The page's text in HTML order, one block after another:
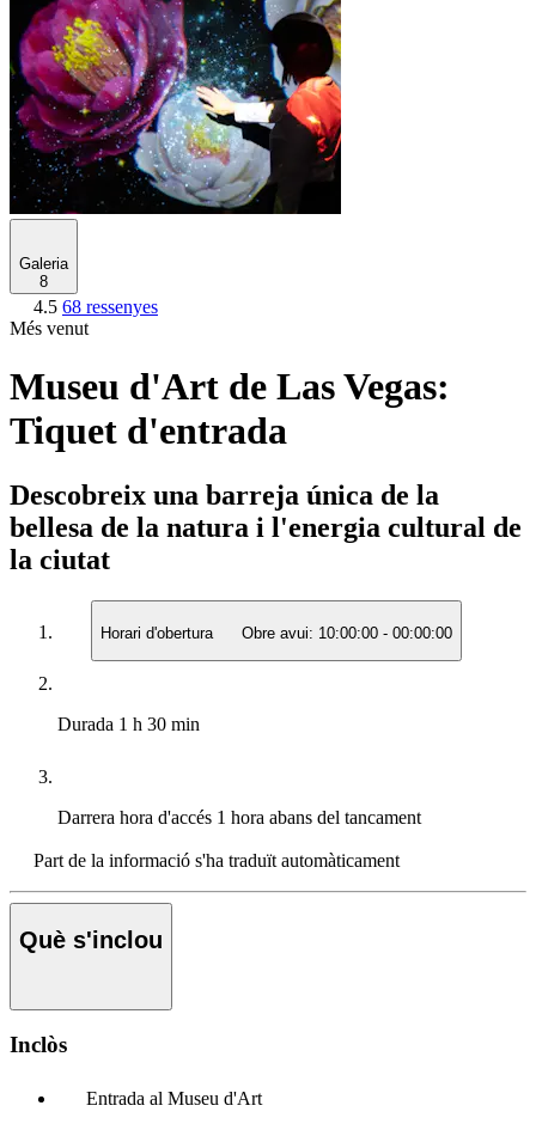
Galeria
8
4.5 68 ressenyes
Més venut
Museu d'Art de Las Vegas:
Tiquet d'entrada
Descobreix una barreja única de la
bellesa de la natura i l'energia cultural de
la ciutat
Horari d'obertura Obre avui: 10:00:00 - 00:00:00
Durada 1 h 30 min
Darrera hora d'accés 1 hora abans del tancament
Part de la informació s'ha traduït automàticament
Què s'inclou
Inclòs
Entrada al Museu d'Art